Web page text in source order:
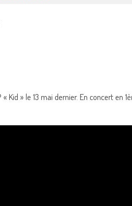
Kid » le 13 mai dernier. En concert en